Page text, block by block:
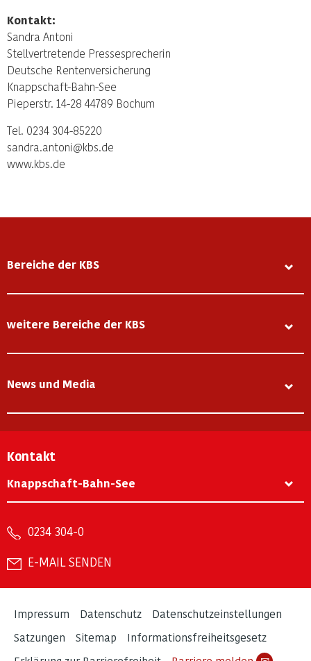
Kontakt:
Sandra Antoni
Stellvertretende Pressesprecherin
Deutsche Rentenversicherung
Knappschaft-Bahn-See
Pieperstr. 14-28 44789 Bochum
Tel. 0234 304-85220
sandra.antoni@kbs.de
www.kbs.de
Bereiche der KBS
weitere Bereiche der KBS
News und Media
Kontakt
Knappschaft-Bahn-See
0234 304-0
E-MAIL SENDEN
Impressum Datenschutz
Datenschutzeinstellungen
Satzungen
Sitemap
Informationsfreiheitsgesetz